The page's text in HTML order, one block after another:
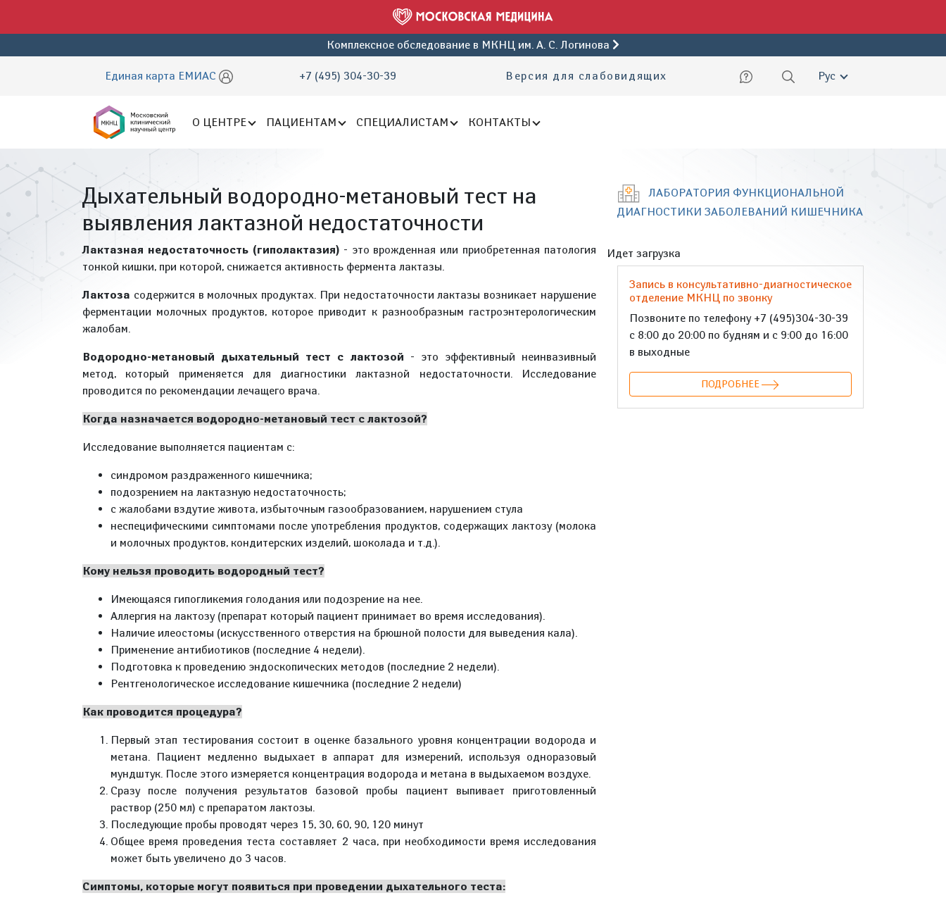
Комплексное обследование в МКНЦ им. А. С. Логинова
Единая карта ЕМИАС +7 (495) 304-30-39 Версия для слабовидящих Русский
О ЦЕНТРЕ ПАЦИЕНТАМ СПЕЦИАЛИСТАМ КОНТАКТЫ
Дыхательный водородно-метановый тест на
выявления лактазной недостаточности
Лактазная недостаточность (гиполактазия) - это врожденная или приобретенная патология
тонкой кишки, при которой, снижается активность фермента лактазы.
Лактоза содержится в молочных продуктах. При недостаточности лактазы возникает нарушение
ферментации молочных продуктов, которое приводит к разнообразным гастроэнтерологическим
жалобам.
Водородно-метановый дыхательный тест с лактозой - это эффективный неинвазивный
метод, который применяется для диагностики лактазной недостаточности. Исследование
проводится по рекомендации лечащего врача.
Когда назначается водородно-метановый тест с лактозой?
Исследование выполняется пациентам с:
синдромом раздраженного кишечника;
подозрением на лактазную недостаточность;
с жалобами вздутие живота, избыточным газообразованием, нарушением стула
неспецифическими симптомами после употребления продуктов, содержащих лактозу (молока
и молочных продуктов, кондитерских изделий, шоколада и т.д.).
Кому нельзя проводить водородный тест?
Имеющаяся гипогликемия голодания или подозрение на нее.
Аллергия на лактозу (препарат который пациент принимает во время исследования).
Наличие илеостомы (искусственного отверстия на брюшной полости для выведения кала).
Применение антибиотиков (последние 4 недели).
Подготовка к проведению эндоскопических методов (последние 2 недели).
Рентгенологическое исследование кишечника (последние 2 недели)
Как проводится процедура?
Первый этап тестирования состоит в оценке базального уровня концентрации водорода и
метана. Пациент медленно выдыхает в аппарат для измерений, используя одноразовый
мундштук. После этого измеряется концентрация водорода и метана в выдыхаемом воздухе.
Сразу после получения результатов базовой пробы пациент выпивает приготовленный
раствор (250 мл) с препаратом лактозы.
Последующие пробы проводят через 15, 30, 60, 90, 120 минут
Общее время проведения теста составляет 2 часа, при необходимости время исследования
может быть увеличено до 3 часов.
Симптомы, которые могут появиться при проведении дыхательного теста:
ЛАБОРАТОРИЯ ФУНКЦИОНАЛЬНОЙ
ДИАГНОСТИКИ ЗАБОЛЕВАНИЙ КИШЕЧНИКА
Идет загрузка
Запись в консультативно-диагностическое
отделение МКНЦ по звонку
Позвоните по телефону +7 (495)304-30-39
с 8:00 до 20:00 по будням и с 9:00 до 16:00
в выходные
ПОДРОБНЕЕ